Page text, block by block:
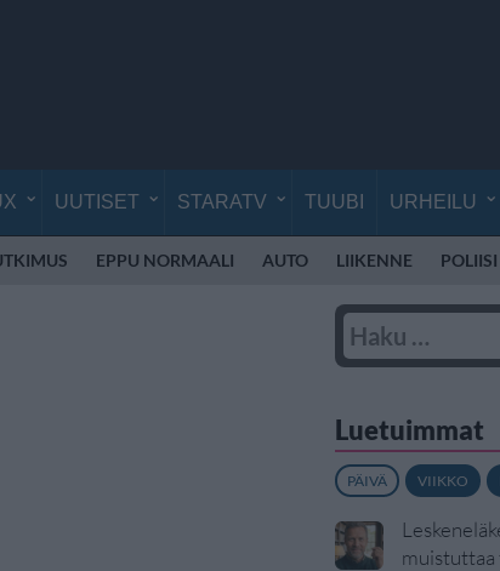
UUTISET STARATV TUUBI URHEILU
EPPU NORMAALI AUTO LIIKENNE
Luetuimmat
PÄIVÄ VIIKKO
muistuttaa